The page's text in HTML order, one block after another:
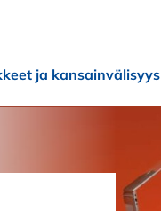
ja kansainvälisyys